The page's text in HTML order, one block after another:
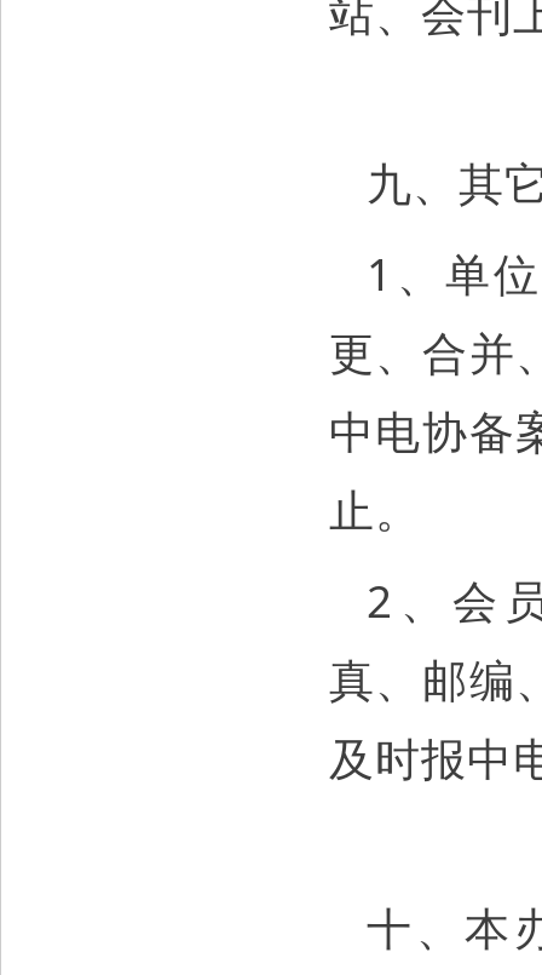
站、会刊
九、其
1、单
更、合并
中电协备
止。
2、会
真、邮编
及时报中
十、本